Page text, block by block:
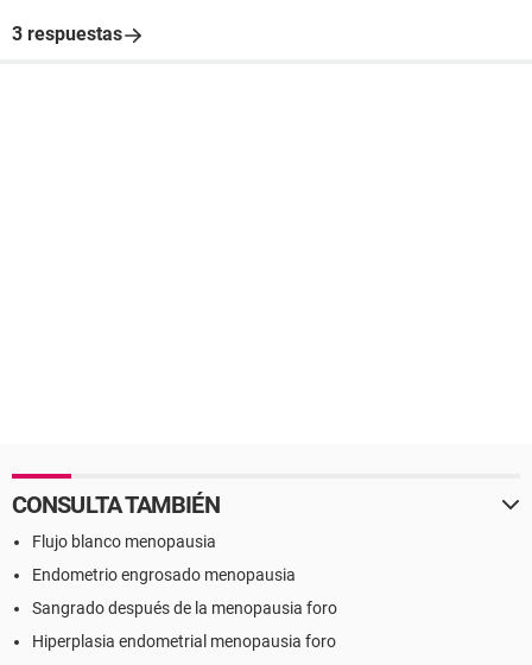
3 respuestas
CONSULTA TAMBIÉN
Flujo blanco menopausia
Endometrio engrosado menopausia
Sangrado después de la menopausia foro
Hiperplasia endometrial menopausia foro